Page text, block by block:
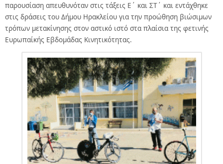
παρουσίαση απευθυνόταν στις τάξεις Ε΄ και ΣΤ΄ και εντάχθηκε
στις δράσεις του Δήμου Ηρακλείου για την προώθηση βιώσιμων
τρόπων μετακίνησης στον αστικό ιστό στα πλαίσια της φετινής
Ευρωπαίκής Εβδομάδας Κινητικότητας.